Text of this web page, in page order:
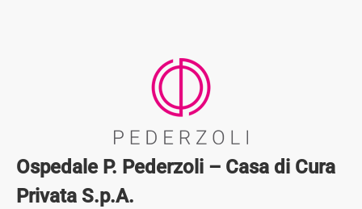
Ospedale P. Pederzoli – Casa di Cura
Privata S.p.A.